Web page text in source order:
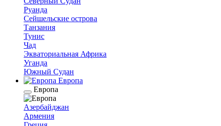
Руанда
Сейшельские острова
Танзания
Тунис
Чад
Экваториальная Африка
Уганда
Южный Судан
Европа
Европа
Азербайджан
Армения